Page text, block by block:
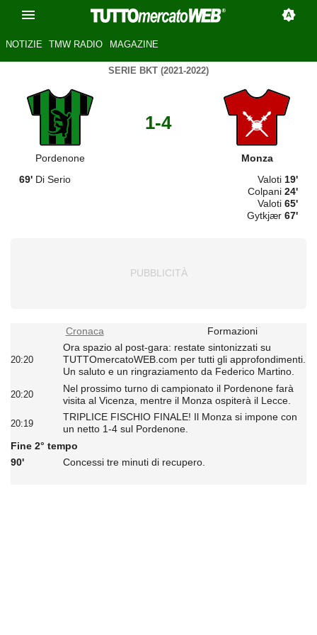
NOTIZIE TMW RADIO MAGAZINE
SERIE BKT (2021-2022)
Pordenone
1-4
Monza
69' Di Serio Valoti 19'
Colpani 24'
Valoti 65'
Gytkjær 67'
Cronaca Formazioni
20:20
Ora spazio al post-gara: restate sintonizzati su
TUTTOmercatoWEB.com per tutti gli approfondimenti.
Un saluto e un ringraziamento da Federico Martino.
20:20
Nel prossimo turno di campionato il Pordenone farà
visita al Vicenza, mentre il Monza ospiterà il Lecce.
20:19
TRIPLICE FISCHIO FINALE! Il Monza si impone con
un netto 1-4 sul Pordenone.
Fine 2° tempo
90'
Concessi tre minuti di recupero.